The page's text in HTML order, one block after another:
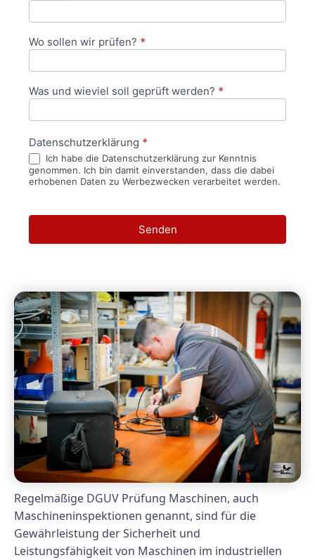
Wo sollen wir prüfen? *
Was und wieviel soll geprüft werden? *
Datenschutzerklärung *
Ich habe die Datenschutzerklärung zur Kenntnis
genommen. Ich bin damit einverstanden, dass die dabei
erhobenen Daten zu Werbezwecken verarbeitet werden.
Senden
Regelmäßige DGUV Prüfung Maschinen, auch
Maschineninspektionen genannt, sind für die
Gewährleistung der Sicherheit und
Leistungsfähigkeit von Maschinen im industriellen